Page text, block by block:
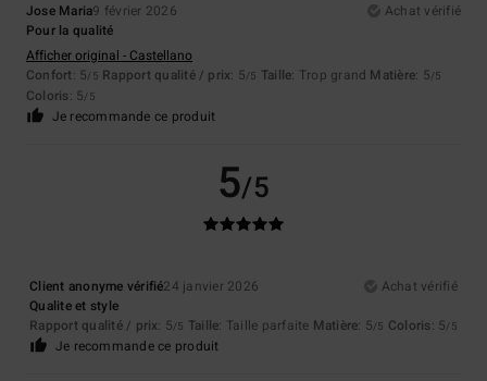
Jose Maria9 février 2026
Achat vérifié
Pour la qualité
Afficher original - Castellano
Confort: 5/5 Rapport qualité / prix: 5/5 Taille: Trop grand Matière: 5/5
Coloris: 5/5
Je recommande ce produit
5/5
Client anonyme vérifié24 janvier 2026
Achat vérifié
Qualite et style
Rapport qualité / prix: 5/5 Taille: Taille parfaite Matière: 5/5 Coloris: 5/5
Je recommande ce produit